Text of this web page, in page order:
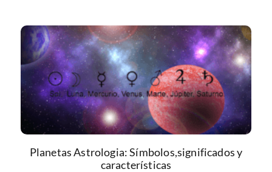
Planetas Astrologia: Símbolos,significados y
características